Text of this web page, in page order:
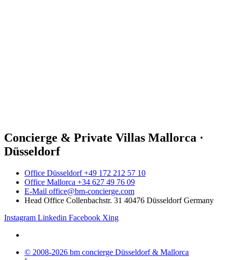
Concierge & Private Villas Mallorca ·
Düsseldorf
Office Düsseldorf +49 172 212 57 10
Office Mallorca +34 627 49 76 09
E-Mail office@bm-concierge.com
Head Office Collenbachstr. 31 40476 Düsseldorf Germany
Instagram Linkedin Facebook Xing
© 2008-2026 bm concierge Düsseldorf & Mallorca